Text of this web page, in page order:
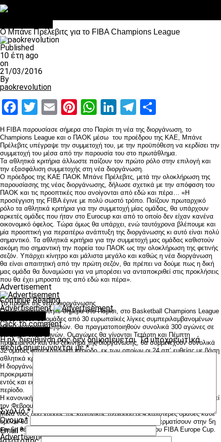
Ο Μπάνε Πρέλεβιτς για το FIBA Champions League
Published
10 έτη ago
on
21/03/2016
By
paokrevolution
Facebook
Twitter
EmailPinterest
WhatsApp
LinkedIn
Telegram
Η FIBA παρουσίασε σήμερα στο Παρίσι τη νέα της διοργάνωση, το
Champions League και ο ΠΑΟΚ μέσω του προέδρου της ΚΑΕ, Μπάνε
Πρέλεβιτς υπέγραψε την συμμετοχή του, με την προϋπόθεση να κερδίσει την
συμμετοχή του μέσα από την παρουσία του στο πρωτάθλημα.
Τα αθλητικά κριτήρια άλλωστε παίζουν τον πρώτο ρόλο στην επιλογή και
την εξασφάλιση συμμετοχής στη νέα διοργάνωση.
O πρόεδρος της ΚΑΕ ΠΑΟΚ Μπάνε Πρέλεβιτς, μετά την ολοκλήρωση της
παρουσίασης της νέας διοργάνωσης, δήλωσε σχετικά με την απόφαση του
ΠΑΟΚ και τις προοπτικές που ανοίγονται από εδώ και πέρα… «H
προσέγγιση της FIBA έγινε με πολύ σωστό τρόπο. Παίζουν πρωταρχικό
ρόλο τα αθλητικά κριτήρια για την συμμετοχή μίας ομάδας, θα υπάρχουν
αρκετές ομάδες που ήταν στο Eurocup και από το οποίο δεν είχαν κανένα
οικονομικό όφελος. Τώρα όμως θα υπάρχει, ενώ ταυτόχρονα βλέπουμε και
μία προοπτική για περαιτέρω ανάπτυξη της διοργάνωσης κι αυτό είναι πολύ
σημαντικό. Τα αθλητικά κριτήρια για την συμμετοχή μας ομάδας καθιστούν
ακόμη πιο σημαντική την πορεία του ΠΑΟΚ ως την ολοκλήρωση της φετινής
σεζόν. Υπάρχει κίνητρο και μάλιστα μεγάλο και καθώς η νέα διοργάνωση
θα είναι απαιτητική από την πρώτη σεζόν, θα πρέπει να δούμε πως η δική
μας ομάδα θα δυναμώσει για να μπορέσει να ανταποκριθεί στις προκλήσεις
που θα έχει μπροστά της από εδώ και πέρα».
Advertisement
Tο προφίλ της νέας διοργάνωσης
Όπως ανακοινώθηκε σήμερα στο Παρίσι, στο Basketball Champions League
θα μετέχουν 56 ομάδες από 30 ευρωπαϊκές λίγκες συμπεριλαμβανομένων
εθνικών πρωταθλητριών. Θα πραγματοποιηθούν συνολικά 300 αγώνες σε
διάστημα οκτώ μηνών. Οι αγώνες θα γίνονται Τετάρτη και Πέμπτη
προκειμένου και στο ξεκίνημα της διοργάνωσης, θα συμμετέχουν συνολικά
32 ομάδες στην κανονική περίοδο, εκ των οποίων οι 24 απ’ ευθείας με βάση
αθλητικά κριτήρια.
Η διοργάνωση θα αρχίσει στις 27 Σεπτεμβρίου 2016, με τους
προκριματικούς, που θα διεξαχθούν σε δύο γύρους (με διπλά παιχνίδια,
εντός και εκτός έδρας), από όπου 8 ομάδες θα προκριθούν στην κανονική
περίοδο.
Η κανονική περίοδος θα αρχίσει τον Οκτώβριο του 2016 και θα ολοκληρωθεί
τον Φεβρουάριο του 2017. Οι 32 ομάδες θα χωριστούν σε 4 ομίλους των 8.
Μετά τους δύο γύρους της κανονικής περιόδου οι 4 καλύτερες ομάδες κάθε
ομίλου θα προκριθούν στα πλέι οφ. Οι ομάδες που θα τερματίσουν στην 5η
και 6η θέση κάθε ομίλου θα συνεχίσουν στα πλέι οφ του FIBA Europe Cup.
Advertisement
Continue Reading
Advertisement
Click to comment
Η ηλ. διεύθυνση σας δεν δημοσιεύεται. Τα υποχρεωτικά
πεδία σημειώνονται με*
Σχόλιο*
Όνομα*
Email*